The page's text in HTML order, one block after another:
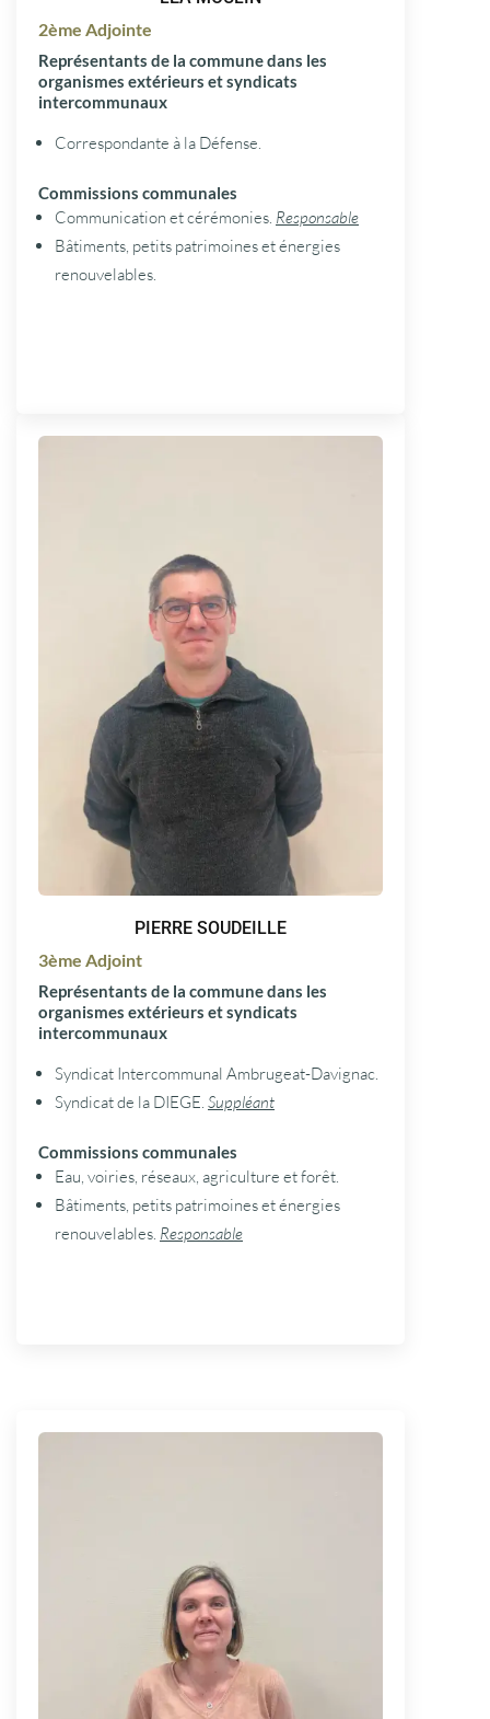
2ème Adjointe
Représentants de la commune dans les
organismes extérieurs et syndicats
intercommunaux
Correspondante à la Défense.
Commissions communales
Communication et cérémonies. Responsable
Bâtiments, petits patrimoines et énergies
renouvelables.
PIERRE SOUDEILLE
3ème Adjoint
Représentants de la commune dans les
organismes extérieurs et syndicats
intercommunaux
Syndicat Intercommunal Ambrugeat-Davignac.
Syndicat de la DIEGE. Suppléant
Commissions communales
Eau, voiries, réseaux, agriculture et forêt.
Bâtiments, petits patrimoines et énergies
renouvelables. Responsable